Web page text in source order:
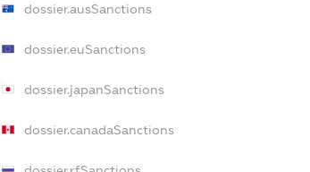
dossier.ausSanctions
dossier.euSanctions
dossier.japanSanctions
dossier.canadaSanctions